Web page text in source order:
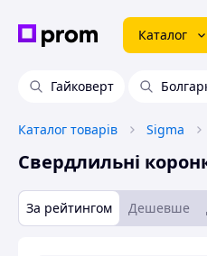
Каталог
Гайковерт
Каталог товарів Sigma
Свердлильні
За рейтингом Дешевше